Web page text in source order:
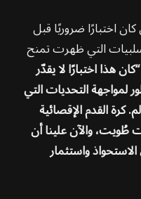
اختبارًا ضروريًا قبل
التي ظهرت تمنح
“كان هذا اختبارًا لا يقدّر
لمواجهة التحديات التي
كرة القدم الإقصائية
طُويت، والآن علينا أن
واستثمار